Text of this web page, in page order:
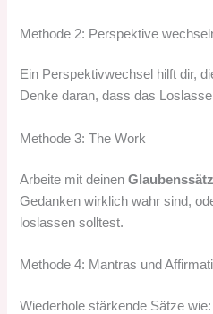
Methode 2: Perspektive
Ein Perspektivwechsel hilft dir,
Denke daran, dass das
Methode 3: The Work
Arbeite mit deinen
Gedanken wirklich wahr sind,
loslassen solltest.
Methode 4: Mantras und
Wiederhole stärkende Sätze